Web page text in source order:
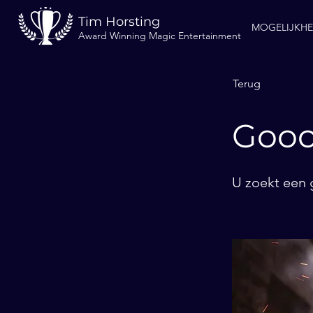
Tim Horsting
Award Winning Magic Entertainment
Terug
U zoekt een